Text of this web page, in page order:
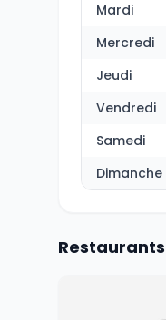
Mardi
Mercredi
Jeudi
Vendredi
Samedi
Dimanche